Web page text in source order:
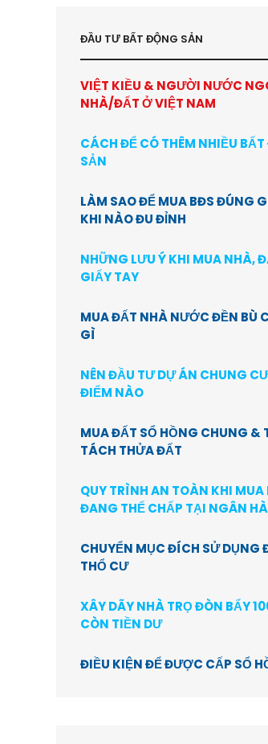
ĐẦU TƯ BẤT ĐỘNG SẢN
VIỆT KIỀU & NGƯỜI NƯỚC
NHÀ/ĐẤT Ở VIỆT NAM
CÁCH ĐỂ CÓ THÊM NHIỀU
SẢN
LÀM SAO ĐỂ MUA BĐS ĐÚNG
KHI NÀO ĐU ĐỈNH
NHỮNG LƯU Ý KHI MUA NHÀ,
GIẤY TAY
MUA ĐẤT NHÀ NƯỚC ĐỀN BÙ
GÌ
NÊN ĐẦU TƯ DỰ ÁN CHUNG
ĐIỂM NÀO
MUA ĐẤT SỔ HỒNG CHUNG &
TÁCH THỬA ĐẤT
QUY TRÌNH AN TOÀN KHI MUA
ĐANG THẾ CHẤP TẠI NGÂN
CHUYỂN MỤC ĐÍCH SỬ DỤNG
THỔ CƯ
XÂY DÃY NHÀ TRỌ ĐÒN BẨY
CÒN TIỀN DƯ
ĐIỀU KIỆN ĐỂ ĐƯỢC CẤP SỔ